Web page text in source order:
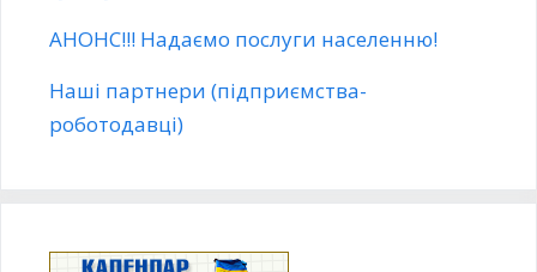
АНОНС!!! Надаємо послуги населенню!
Наші партнери (підприємства-
роботодавці)